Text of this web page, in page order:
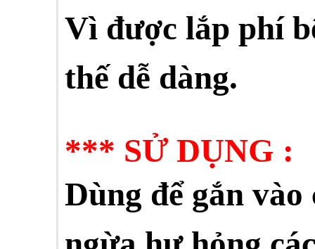
Vì được lắp phí
thế dễ dàng.
*** SỬ DỤNG :
Dùng để gắn